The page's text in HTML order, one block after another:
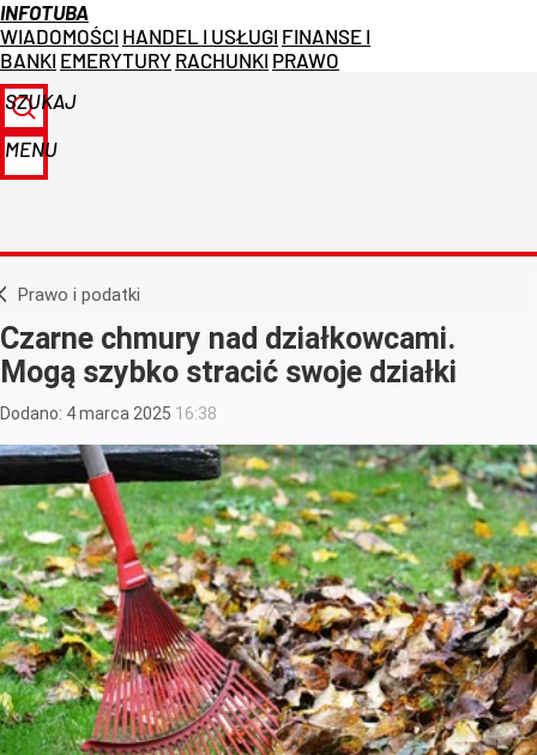
INFOTUBA
WIADOMOŚCI HANDEL I USŁUGI FINANSE I
BANKI EMERYTURY RACHUNKI PRAWO
SZUKAJ
MENU
Prawo i podatki
Czarne chmury nad działkowcami.
Mogą szybko stracić swoje działki
Dodano: 4marca 2025 16:38